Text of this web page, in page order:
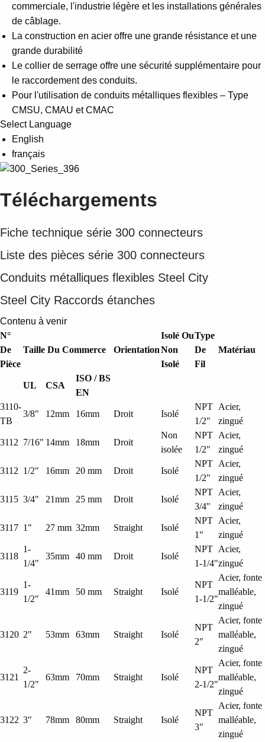
Suggestions
Products
See more products
commerciale, l'industrie légère et les installations générales
de câblage.
La construction en acier offre une grande résistance et une
grande durabilité
Le collier de serrage offre une sécurité supplémentaire pour
le raccordement des conduits.
Pour l'utilisation de conduits métalliques flexibles – Type
CMSU, CMAU et CMAC
Select Language
English
français
Téléchargements
Fiche technique série 300 connecteurs
Liste des pièces série 300 connecteurs
Conduits métalliques flexibles Steel City
Steel City Raccords étanches
Contenu à venir
N°
De
Pièce
Taille Du Commerce Orientation
Isolé Ou
Non
Isolé
Type
De
Fil
Matériau
UL CSA
ISO / BS
EN
3110-
TB
3/8" 12mm 16mm Droit Isolé
NPT
1/2"
Acier,
zingué
3112 7/16" 14mm 18mm Droit
Non
isolée
NPT
1/2"
Acier,
zingué
3112 1/2" 16mm 20 mm Droit Isolé
NPT
1/2"
Acier,
zingué
3115 3/4" 21mm 25 mm Droit Isolé
NPT
3/4"
Acier,
zingué
3117 1" 27 mm 32mm Straight Isolé
NPT
1"
Acier,
zingué
3118
1-
1/4"
35mm 40 mm Droit Isolé
NPT
1-1/4"
Acier,
zingué
3119
1-
1/2"
41mm 50 mm Straight Isolé
NPT
1-1/2"
Acier, fonte
malléable,
zingué
3120 2" 53mm 63mm Straight Isolé
NPT
2"
Acier, fonte
malléable,
zingué
3121
2-
1/2"
63mm 70mm Straight Isolé
NPT
2-1/2"
Acier, fonte
malléable,
zingué
3122 3" 78mm 80mm Straight Isolé
NPT
3"
Acier, fonte
malléable,
zingué